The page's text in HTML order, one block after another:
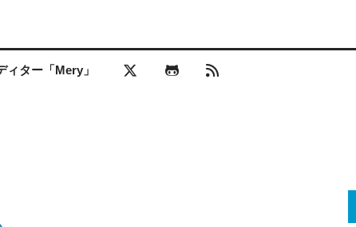
ィター「Mery」